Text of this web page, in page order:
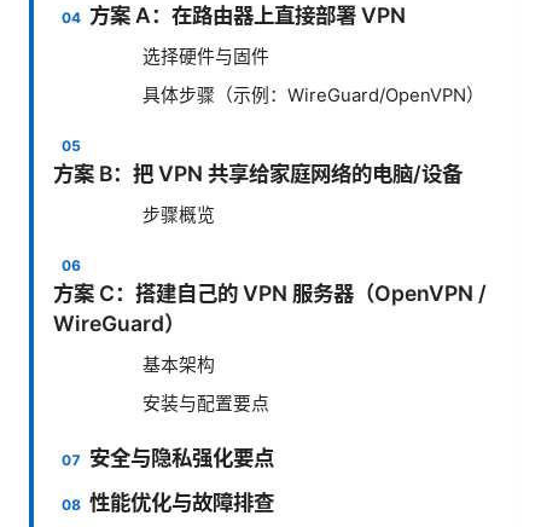
方案 A：在路由器上直接部署 VPN
选择硬件与固件
具体步骤（示例：WireGuard/OpenVPN）
方案 B：把 VPN 共享给家庭网络的电脑/设备
步骤概览
方案 C：搭建自己的 VPN 服务器（OpenVPN /
WireGuard）
基本架构
安装与配置要点
安全与隐私强化要点
性能优化与故障排查